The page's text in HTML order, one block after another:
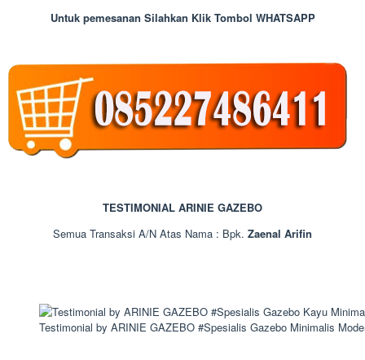
Untuk pemesanan Silahkan Klik Tombol WHATSAPP
TESTIMONIAL ARINIE GAZEBO
Semua Transaksi A/N Atas Nama : Bpk. Zaenal Arifin
Testimonial by ARINIE GAZEBO #Spesialis Gazebo Minimalis